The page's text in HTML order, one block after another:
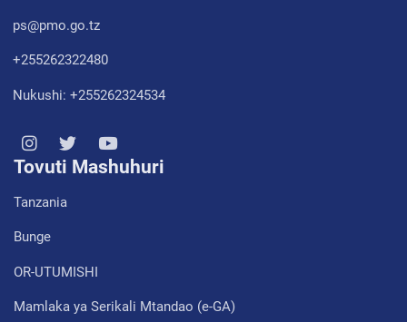
ps@pmo.go.tz
+255262322480
Nukushi: +255262324534
Tovuti Mashuhuri
Tanzania
Bunge
OR-UTUMISHI
Mamlaka ya Serikali Mtandao (e-GA)